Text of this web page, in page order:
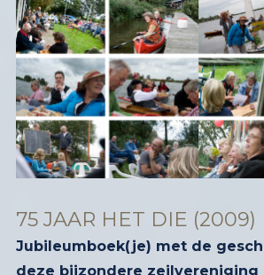
75 JAAR HET DIE (2009)
Jubileumboek(je) met de
deze bijzondere zeilvereniging